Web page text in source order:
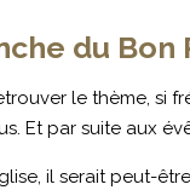
du Bon
le thème, si
Et par suite aux
il serait peut-